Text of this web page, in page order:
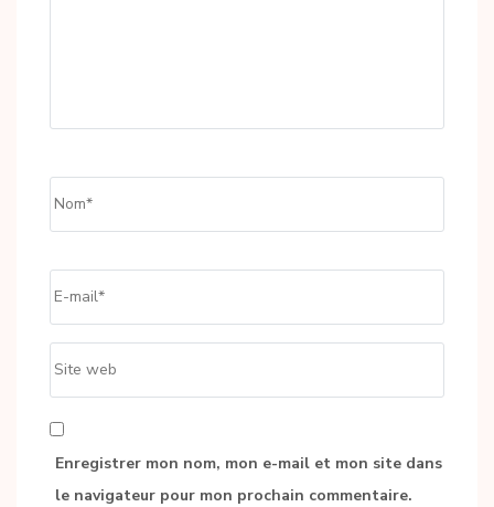
Enregistrer mon nom, mon e-mail et mon site dans
le navigateur pour mon prochain commentaire.